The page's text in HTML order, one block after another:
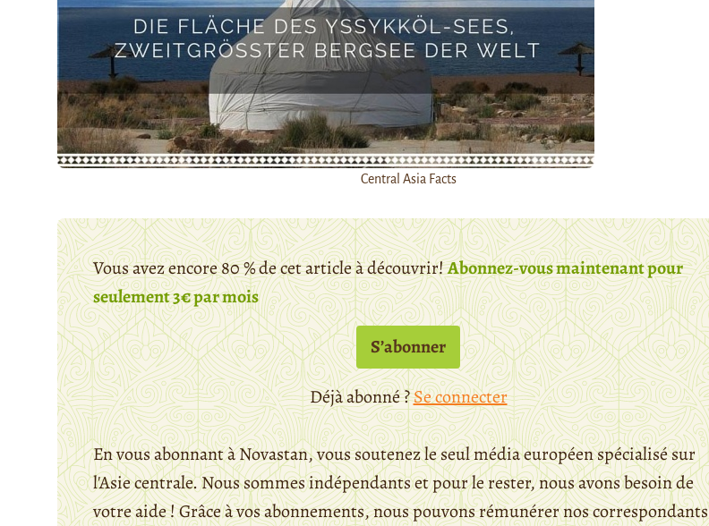
Central Asia Facts
Vous avez encore 80 % de cet article à découvrir!Abonnez-vous maintenant pour
seulement 3€ par mois
S’abonner
Déjà abonné ?Se connecter
En vous abonnant à Novastan, vous soutenez le seul média européen spécialisé sur
l'Asie centrale. Nous sommes indépendants et pour le rester, nous avons besoin de
votre aide ! Grâce à vos abonnements, nous pouvons rémunérer nos correspondants